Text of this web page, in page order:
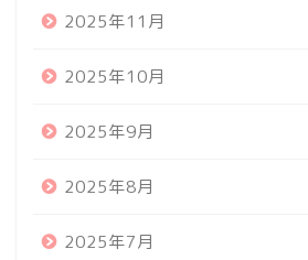
2025年11月
2025年10月
2025年9月
2025年8月
2025年7月